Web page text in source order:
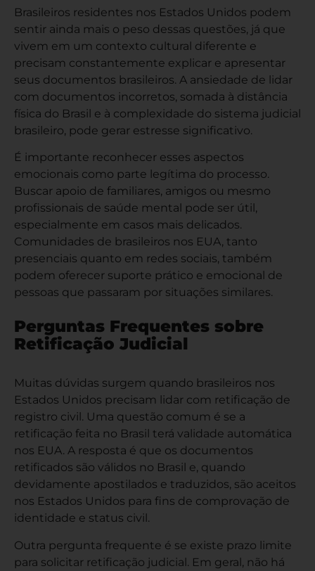
Brasileiros residentes nos Estados Unidos podem
sentir ainda mais o peso dessas questões, já que
vivem em um contexto cultural diferente e
precisam constantemente explicar e apresentar
seus documentos brasileiros. A ansiedade de lidar
com documentos incorretos, somada à distância
física do Brasil e à complexidade do sistema judicial
brasileiro, pode gerar estresse significativo.
É importante reconhecer esses aspectos
emocionais como parte legítima do processo.
Buscar apoio de familiares, amigos ou mesmo
profissionais de saúde mental pode ser útil,
especialmente em casos mais delicados.
Comunidades de brasileiros nos EUA, tanto
presenciais quanto em redes sociais, também
podem oferecer suporte prático e emocional de
pessoas que passaram por situações similares.
Perguntas Frequentes sobre
Retificação Judicial
Muitas dúvidas surgem quando brasileiros nos
Estados Unidos precisam lidar com retificação de
registro civil. Uma questão comum é se a
retificação feita no Brasil terá validade automática
nos EUA. A resposta é que os documentos
retificados são válidos no Brasil e, quando
devidamente apostilados e traduzidos, são aceitos
nos Estados Unidos para fins de comprovação de
identidade e status civil.
Outra pergunta frequente é se existe prazo limite
para solicitar retificação judicial. Em geral, não há